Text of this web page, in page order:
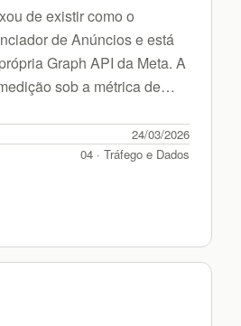
de existir como o
de Anúncios e está
Graph API da Meta. A
sob a métrica de…
24/03/2026
04 · Tráfego e Dados